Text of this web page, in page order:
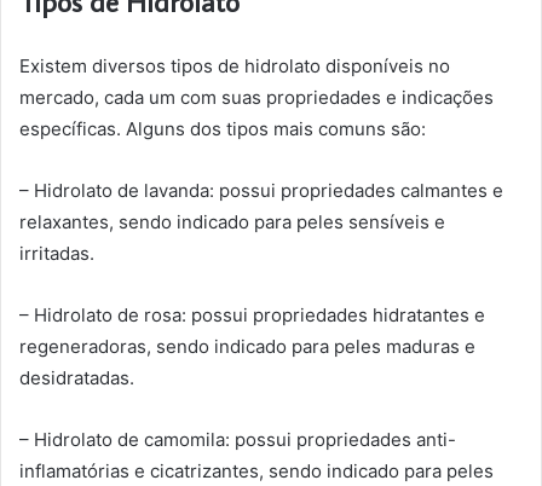
Existem diversos tipos de hidrolato disponíveis no
mercado, cada um com suas propriedades e indicações
específicas. Alguns dos tipos mais comuns são:
– Hidrolato de lavanda: possui propriedades calmantes e
relaxantes, sendo indicado para peles sensíveis e
irritadas.
– Hidrolato de rosa: possui propriedades hidratantes e
regeneradoras, sendo indicado para peles maduras e
desidratadas.
– Hidrolato de camomila: possui propriedades anti-
inflamatórias e cicatrizantes, sendo indicado para peles